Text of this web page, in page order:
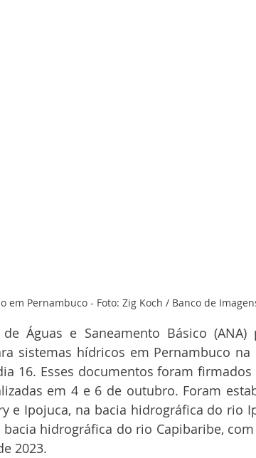
em Pernambuco - Foto: Zig Koch / Banco de
Águas e Saneamento Básico
sistemas hídricos em Pernambuco
16. Esses documentos foram
em 4 e 6 de outubro. Foram
e Ipojuca, na bacia hidrográfica do rio
bacia hidrográfica do rio Capibaribe,
2023.